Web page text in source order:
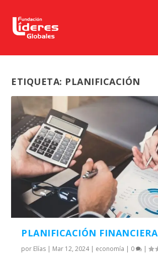
ETIQUETA: PLANIFICACIÓN
PLANIFICACIÓN FINANCIERA
por Elías | Mar 12, 2024| economía | 0 |